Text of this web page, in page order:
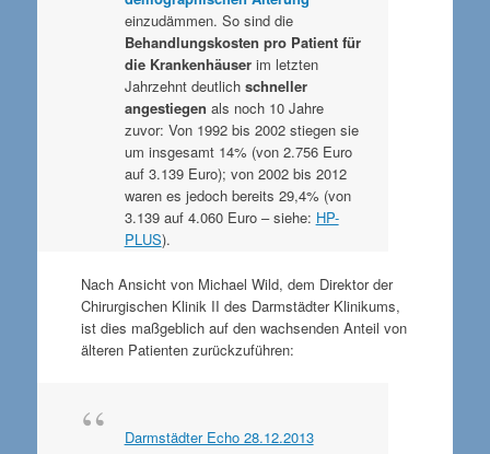
einzudämmen. So sind die
Behandlungskosten pro Patient für
die Krankenhäuserim letzten
Jahrzehnt deutlich schneller
angestiegen als noch 10 Jahre
zuvor: Von 1992 bis 2002 stiegen sie
um insgesamt 14% (von 2.756 Euro
auf 3.139 Euro); von 2002 bis 2012
waren es jedoch bereits 29,4% (von
3.139 auf 4.060 Euro – siehe: HP-
PLUS).
Nach Ansicht von Michael Wild, dem Direktor der
Chirurgischen Klinik II des Darmstädter Klinikums,
ist dies maßgeblich auf den wachsenden Anteil von
älteren Patienten zurückzuführen:
Darmstädter Echo 28.12.2013